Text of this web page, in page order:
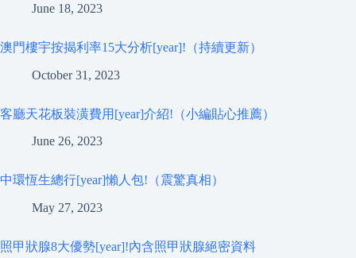
June 18, 2023
澳門樓宇按揭利率15大分析[year]!（持續更新）
October 31, 2023
客廳天花板裝潢費用[year]介紹!（小編貼心推薦）
June 26, 2023
中環恆生總行[year]懶人包!（震驚真相）
May 27, 2023
照甲狀腺8大優勢[year]!內含照甲狀腺絕密資料